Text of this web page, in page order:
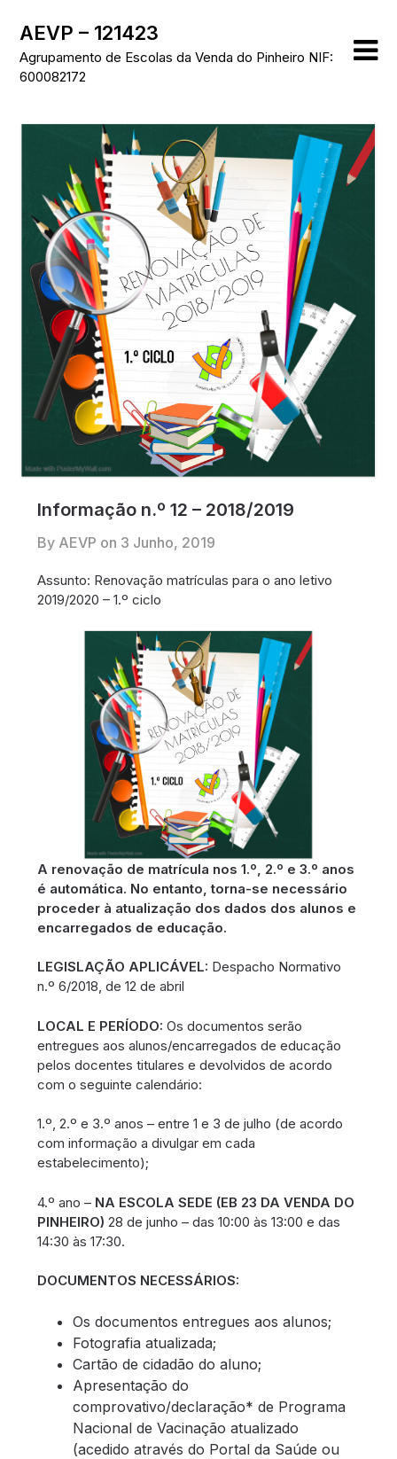
content
AEVP – 121423
Agrupamento de Escolas da Venda do Pinheiro NIF:
600082172
Informação n.º 12 – 2018/2019
By AEVP on 3 Junho, 2019
Assunto: Renovação matrículas para o ano letivo
2019/2020 – 1.º ciclo
A renovação de matrícula nos 1.º, 2.º e 3.º anos
é automática. No entanto, torna-se necessário
proceder à atualização dos dados dos alunos e
encarregados de educação.
LEGISLAÇÃO APLICÁVEL: Despacho Normativo
n.º 6/2018, de 12 de abril
LOCAL E PERÍODO:Os documentos serão
entregues aos alunos/encarregados de educação
pelos docentes titulares e devolvidos de acordo
com o seguinte calendário:
1.º, 2.º e 3.º anos – entre 1 e 3 de julho (de acordo
com informação a divulgar em cada
estabelecimento);
4.º ano – NA ESCOLA SEDE (EB 23 DA VENDA DO
PINHEIRO)28 de junho – das 10:00 às 13:00 e das
14:30 às 17:30.
DOCUMENTOS NECESSÁRIOS:
Os documentos entregues aos alunos;
Fotografia atualizada;
Cartão de cidadão do aluno;
Apresentação do
comprovativo/declaração* de Programa
Nacional de Vacinação atualizado
(acedido através do Portal da Saúde ou